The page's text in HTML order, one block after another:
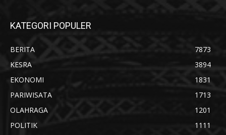
KATEGORI POPULER
BERITA
7873
KESRA
3894
EKONOMI
1831
PARIWISATA
1713
OLAHRAGA
1201
POLITIK
1111